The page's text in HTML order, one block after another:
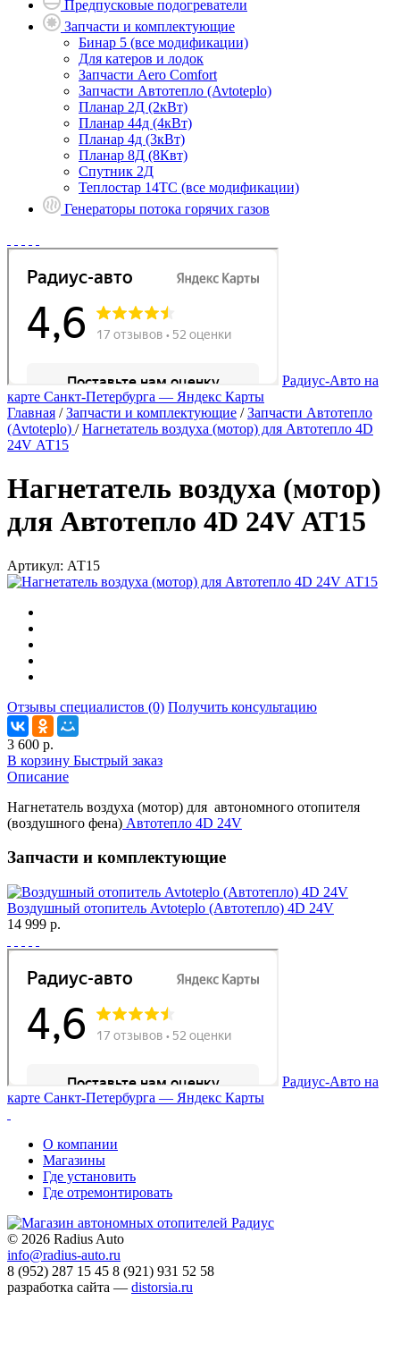
Предпусковые подогреватели
Запчасти и комплектующие
Бинар 5 (все модификации)
Для катеров и лодок
Запчасти Aero Comfort
Запчасти Автотепло (Avtoteplo)
Планар 2Д (2кВт)
Планар 44д (4кВт)
Планар 4д (3кВт)
Планар 8Д (8Квт)
Спутник 2Д
Теплостар 14ТС (все модификации)
Генераторы потока горячих газов
Радиус-Авто на
карте Санкт‑Петербурга — Яндекс Карты
Главная /Запчасти и комплектующие /Запчасти Автотепло
(Avtoteplo) /Нагнетатель воздуха (мотор) для Автотепло 4D
24V АТ15
Нагнетатель воздуха (мотор)
для Автотепло 4D 24V АТ15
Артикул: АТ15
Отзывы специалистов (0) Получить консультацию
3 600 р.
В корзину Быстрый заказ
Описание
Нагнетатель воздуха (мотор) для автономного отопителя
(воздушного фена) Автотепло 4D 24V
Запчасти и комплектующие
Воздушный отопитель Avtoteplo (Автотепло) 4D 24V
14 999 р.
Радиус-Авто на
карте Санкт‑Петербурга — Яндекс Карты
О компании
Магазины
Где установить
Где отремонтировать
© 2026 Radius Auto
info@radius-auto.ru
8 (952) 287 15 45 8 (921) 931 52 58
разработка сайта — distorsia.ru